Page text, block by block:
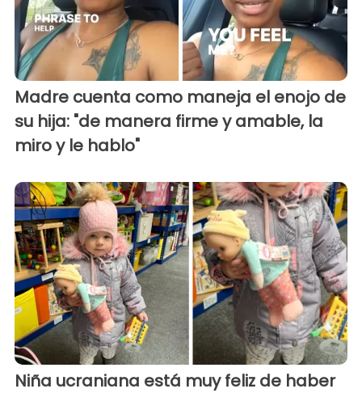
Madre cuenta como maneja el enojo de
su hija: "de manera firme y amable, la
miro y le hablo"
Niña ucraniana está muy feliz de haber